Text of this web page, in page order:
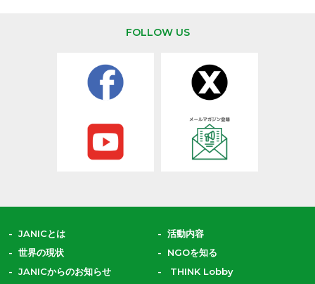
FOLLOW US
JANICとは
活動内容
世界の現状
NGOを知る
JANICからのお知らせ
THINK Lobby